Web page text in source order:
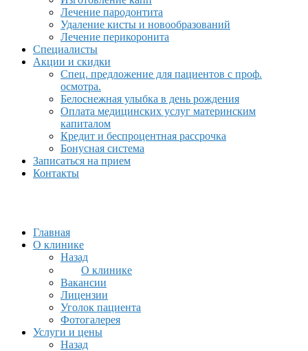
Лечение пародонтита
Удаление кисты и новообразований
Лечение перикоронита
Специалисты
Акции и скидки
Спец. предложение для пациентов с проф.
осмотра.
Белоснежная улыбка в день рождения
Оплата медицинских услуг материнским
капиталом
Кредит и беспроцентная рассрочка
Бонусная система
Записаться на прием
Контакты
Главная
О клинике
Назад
О клинике
Вакансии
Лицензии
Уголок пациента
Фотогалерея
Услуги и цены
Назад